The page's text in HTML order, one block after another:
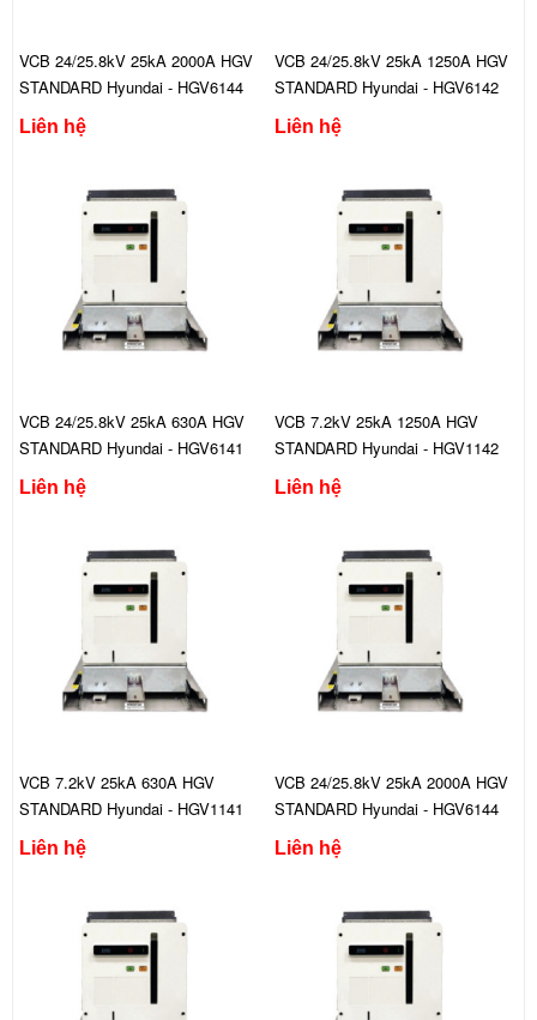
VCB 24/25.8kV 25kA 2000A HGV
STANDARD Hyundai - HGV6144
FFS444C
Liên hệ
VCB 24/25.8kV 25kA 1250A HGV
STANDARD Hyundai - HGV6142
FFS444C
Liên hệ
VCB 24/25.8kV 25kA 630A HGV
STANDARD Hyundai - HGV6141
FFS444C
Liên hệ
VCB 7.2kV 25kA 1250A HGV
STANDARD Hyundai - HGV1142
CFS444C
Liên hệ
VCB 7.2kV 25kA 630A HGV
STANDARD Hyundai - HGV1141
CFS444C
Liên hệ
VCB 24/25.8kV 25kA 2000A HGV
STANDARD Hyundai - HGV6144
FES444C
Liên hệ